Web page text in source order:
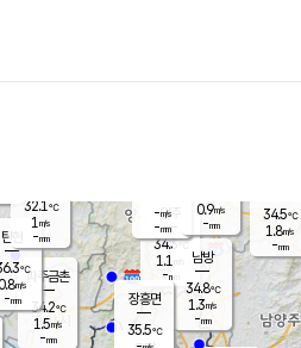
양주
34.3℃
1.1
-mm
파주금촌
34.2℃
1.5m/s
-mm
34.5℃
1.8m/s
-mm
탄현
℃
0.8m/s
-mm
남방
34.8℃
1.3m/s
-mm
장흥면
35.5℃
-m/s
-mm
32.1℃
1 m/s
-mm
0.9m/s
-mm